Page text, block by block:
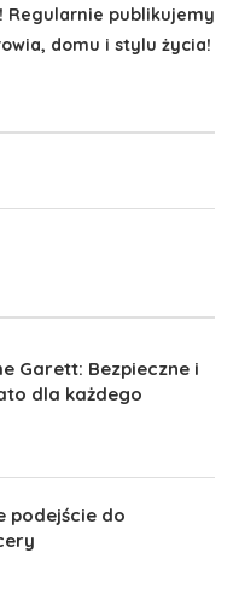
Regularnie publikujemy
domu i stylu życia!
Garett: Bezpieczne i
dla każdego
podejście do